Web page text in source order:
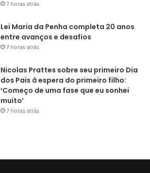
7 horas atrás
Lei Maria da Penha completa 20 anos
entre avanços e desafios
7 horas atrás
Nicolas Prattes sobre seu primeiro Dia
dos Pais à espera do primeiro filho:
‘Começo de uma fase que eu sonhei
muito’
7 horas atrás